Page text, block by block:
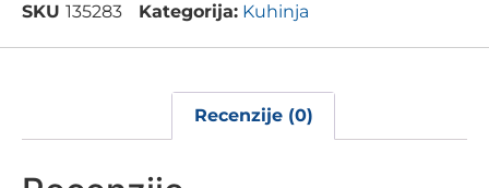
SKU 135283 Kategorija: Kuhinja
Recenzije (0)